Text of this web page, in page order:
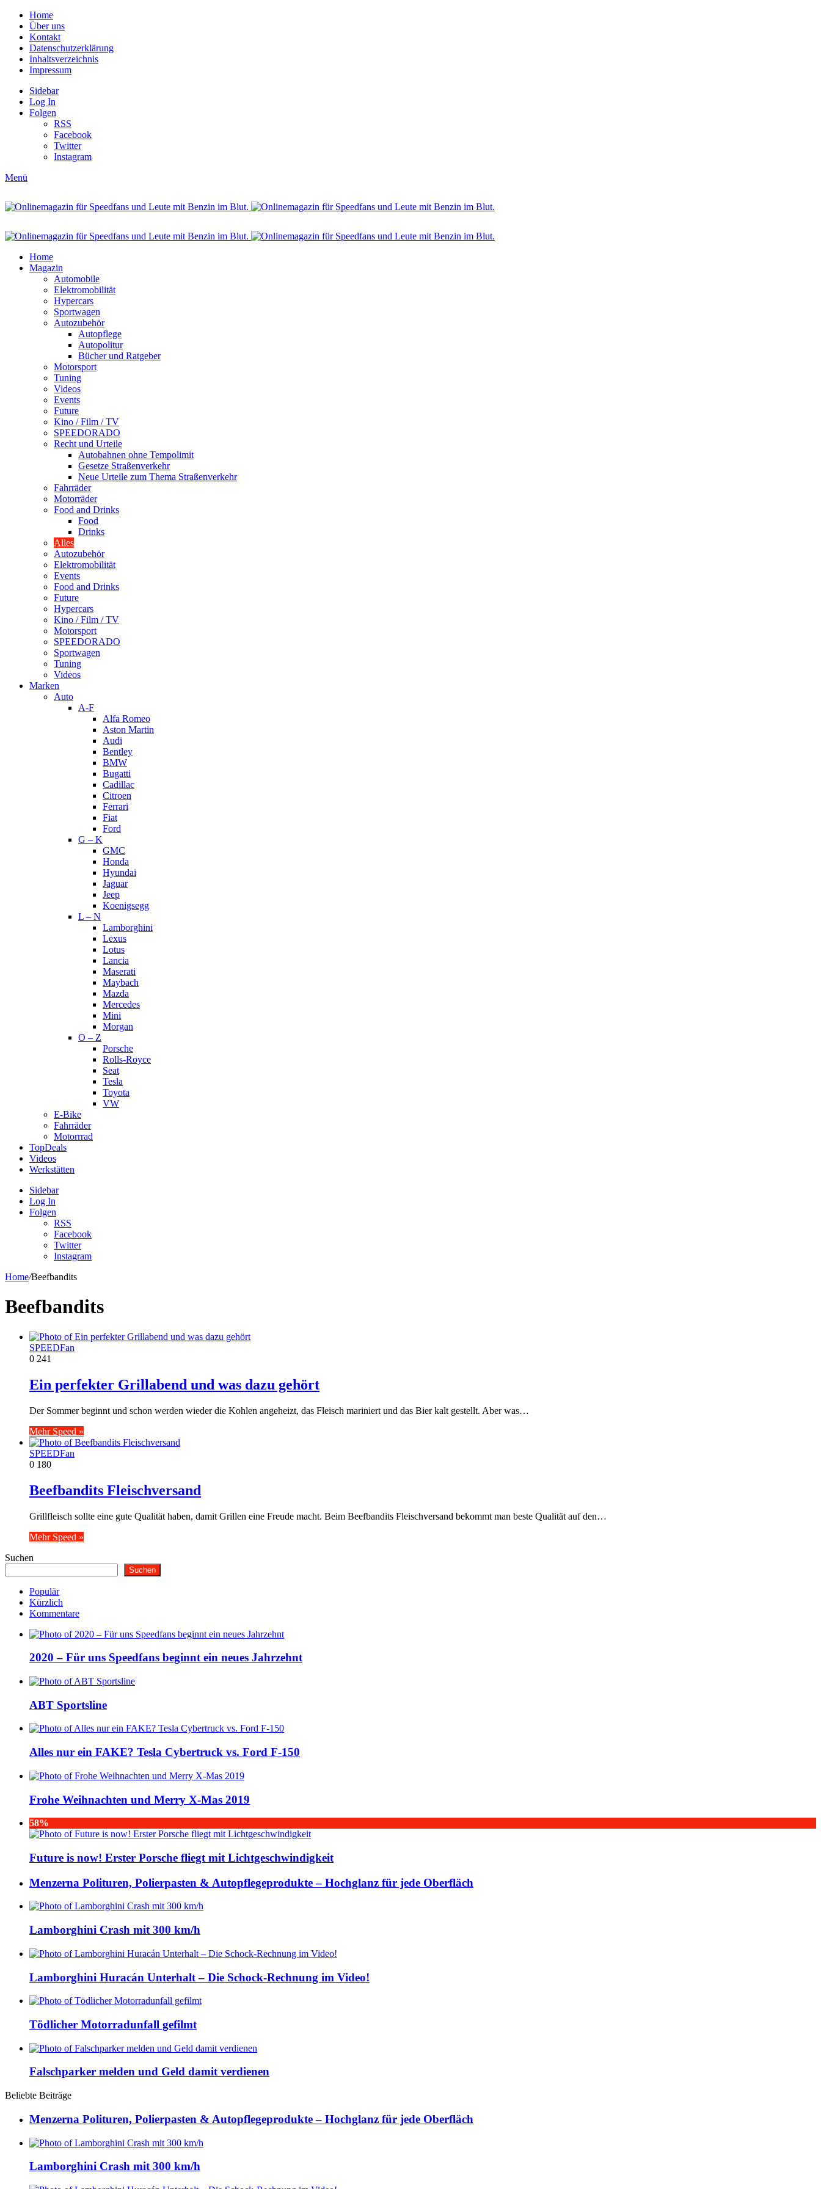
Home
Über uns
Kontakt
Datenschutzerklärung
Inhaltsverzeichnis
Impressum
Sidebar
Log In
Folgen
RSS
Facebook
Twitter
Instagram
Menü
Home
Magazin
Automobile
Elektromobilität
Hypercars
Sportwagen
Autozubehör
Autopflege
Autopolitur
Bücher und Ratgeber
Motorsport
Tuning
Videos
Events
Future
Kino / Film / TV
SPEEDORADO
Recht und Urteile
Autobahnen ohne Tempolimit
Gesetze Straßenverkehr
Neue Urteile zum Thema Straßenverkehr
Fahrräder
Motorräder
Food and Drinks
Food
Drinks
Alles
Autozubehör
Elektromobilität
Events
Food and Drinks
Future
Hypercars
Kino / Film / TV
Motorsport
SPEEDORADO
Sportwagen
Tuning
Videos
Marken
Auto
A-F
Alfa Romeo
Aston Martin
Audi
Bentley
BMW
Bugatti
Cadillac
Citroen
Ferrari
Fiat
Ford
G – K
GMC
Honda
Hyundai
Jaguar
Jeep
Koenigsegg
L – N
Lamborghini
Lexus
Lotus
Lancia
Maserati
Maybach
Mazda
Mercedes
Mini
Morgan
O – Z
Porsche
Rolls-Royce
Seat
Tesla
Toyota
VW
E-Bike
Fahrräder
Motorrrad
TopDeals
Videos
Werkstätten
Sidebar
Log In
Folgen
RSS
Facebook
Twitter
Instagram
Home/Beefbandits
Beefbandits
SPEEDFan
0 241
Ein perfekter Grillabend und was dazu gehört
Der Sommer beginnt und schon werden wieder die Kohlen angeheizt, das Fleisch mariniert und das Bier kalt gestellt. Aber was…
Mehr Speed »
SPEEDFan
0 180
Beefbandits Fleischversand
Grillfleisch sollte eine gute Qualität haben, damit Grillen eine Freude macht. Beim Beefbandits Fleischversand bekommt man beste Qualität auf den…
Mehr Speed »
Suchen
Suchen
Populär
Kürzlich
Kommentare
2020 – Für uns Speedfans beginnt ein neues Jahrzehnt
ABT Sportsline
Alles nur ein FAKE? Tesla Cybertruck vs. Ford F-150
Frohe Weihnachten und Merry X-Mas 2019
58%
Future is now! Erster Porsche fliegt mit Lichtgeschwindigkeit
Menzerna Polituren, Polierpasten & Autopflegeprodukte – Hochglanz für jede Oberfläch
Lamborghini Crash mit 300 km/h
Lamborghini Huracán Unterhalt – Die Schock-Rechnung im Video!
Tödlicher Motorradunfall gefilmt
Falschparker melden und Geld damit verdienen
Beliebte Beiträge
Menzerna Polituren, Polierpasten & Autopflegeprodukte – Hochglanz für jede Oberfläch
Lamborghini Crash mit 300 km/h